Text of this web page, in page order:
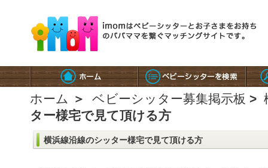
ホーム ＞ ベビーシッター募集掲示板 >
ター様宅で見て頂ける方
横浜線沿線のシッター様宅で見て頂ける方